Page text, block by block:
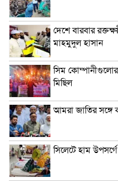
দেশে বারবার
মাহমুদুল হাসান
সিম কোম্পানীগুলোর
মিছিল
আমরা জাতির সঙ্গে
সিলেটে হাম